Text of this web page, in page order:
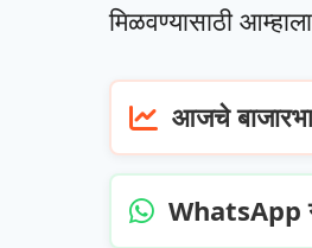
मिळवण्यासाठी
आजचे
WhatsApp